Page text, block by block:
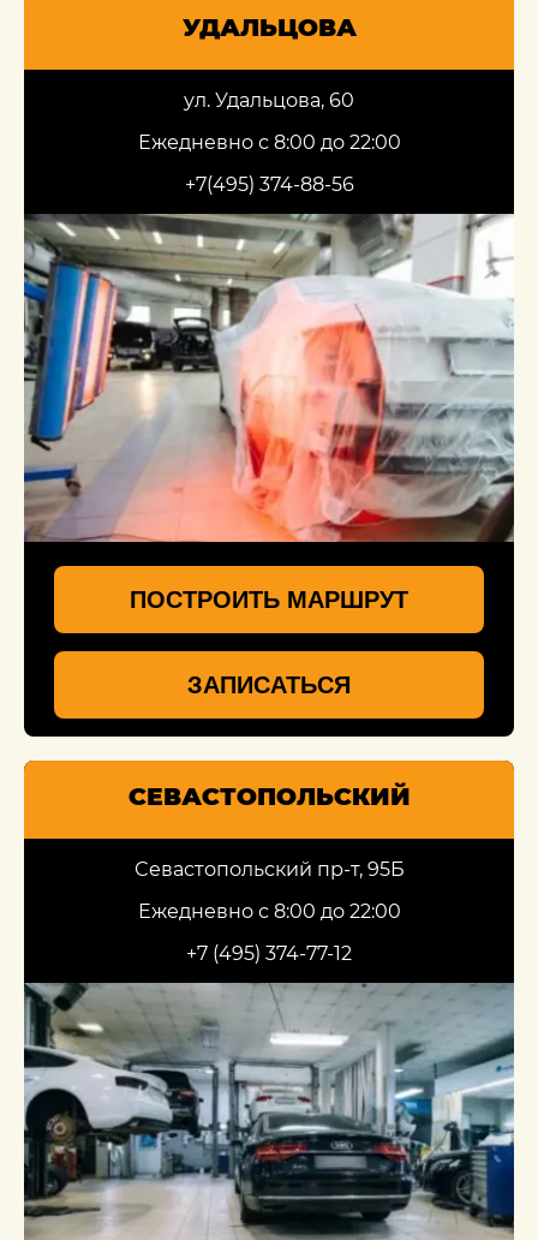
УДАЛЬЦОВА
ул. Удальцова, 60
Ежедневно с 8:00 до 22:00
+7(495) 374-88-56
ПОСТРОИТЬ МАРШРУТ
ЗАПИСАТЬСЯ
СЕВАСТОПОЛЬСКИЙ
Севастопольский пр-т, 95Б
Ежедневно с 8:00 до 22:00
+7 (495) 374-77-12